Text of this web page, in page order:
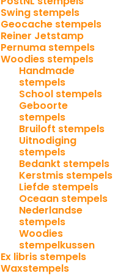
Swing stempels
Geocache stempels
Reiner Jetstamp
Pernuma stempels
Woodies stempels
Handmade
stempels
School stempels
Geboorte
stempels
Bruiloft stempels
Uitnodiging
stempels
Bedankt stempels
Kerstmis stempels
Liefde stempels
Oceaan stempels
Nederlandse
stempels
Woodies
stempelkussen
Ex libris stempels
Waxstempels